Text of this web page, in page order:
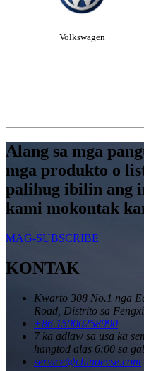
Volkswagen
Alang sa mga
mga produkto o
palihug ibilin ang
kami mokontak
MAG-SUBSCRIBE
KONTAK
Kwarto 308 No.1 nga
Road, Distrito sa
+86 15000258990
7 ka adlaw sa usa ka
hangtod alas 6:00 sa
service@chinaevse.com